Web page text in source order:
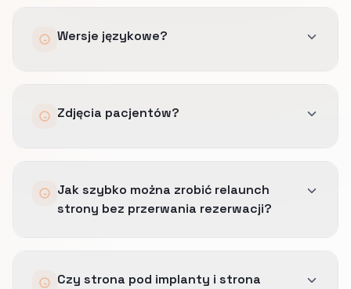
wdrożymy przekierowania i będziemy
Wersje językowe?
pacjentów w kilku językach.
Zdjęcia pacjentów?
z ostrożnym podejściem do prywatności.
Jak szybko można zrobić relaunch
strony bez przerwania rezerwacji?
tygodniach.
Czy strona pod implanty i strona